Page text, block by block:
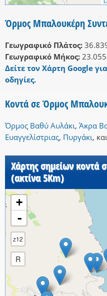
Όρμος Μπαλουκέρη
Γεωγραφικό Πλάτος:
Γεωγραφικό Μήκος:
Δείτε τον Χάρτη Google
οδηγίες.
Κοντά σε Όρμος
Όρμος Βαθύ Αυλάκι, Άκρα
Ευαγγελίστριας, Πυργάκι, και
Χάρτης σημείων
(ακτίνα 5Km)
+
-
z12
R